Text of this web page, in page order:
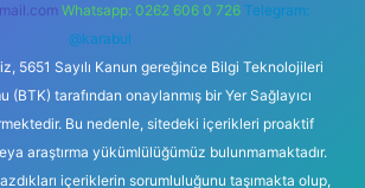
Whatsapp: 0262 606 0 726 Telegram:
@karabul
5651 Sayılı Kanun gereğince Bilgi Teknolojileri
(BTK) tarafından onaylanmış bir Yer Sağlayıcı
Bu nedenle, sitedeki içerikleri proaktif
araştırma yükümlülüğümüz bulunmamaktadır.
içeriklerin sorumluluğunu taşımakta olup,